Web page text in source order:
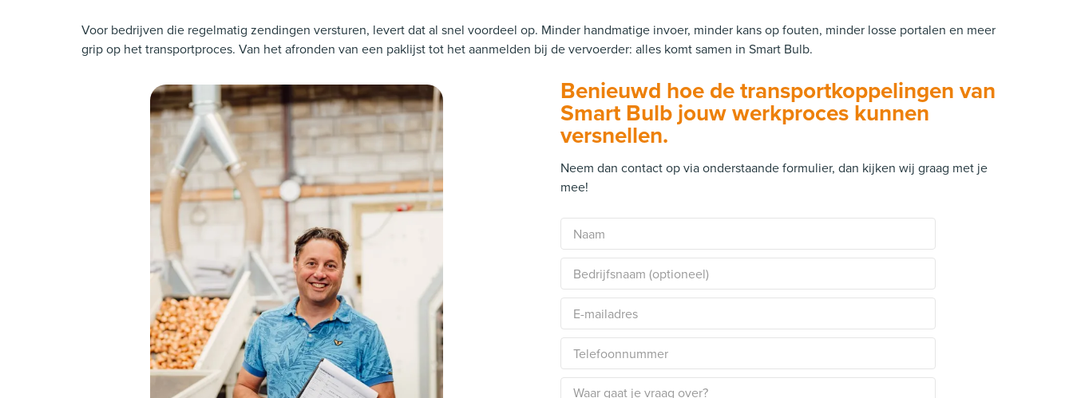
Voor bedrijven die regelmatig zendingen versturen, levert dat al snel voordeel op. Minder handmatige invoer, minder kans op fouten, minder losse portalen en meer
grip op het transportproces. Van het afronden van een paklijst tot het aanmelden bij de vervoerder: alles komt samen in Smart Bulb.
Benieuwd hoe de transportkoppelingen van
Smart Bulb jouw werkproces kunnen
versnellen.
Neem dan contact op via onderstaande formulier, dan kijken wij graag met je
mee!